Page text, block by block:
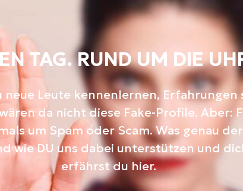
TAG. RUND UM DIE
neue Leute kennenlernen,
da nicht diese Fake-Profile. Aber:
um Spam oder Scam. Was genau
wie DU uns dabei unterstützen und
erfährst du hier.